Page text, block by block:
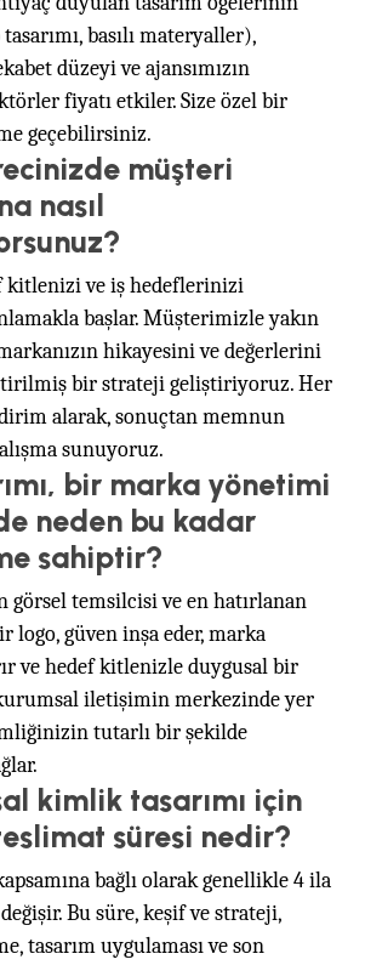
basılı materyaller),
düzeyi ve ajansımızın
fiyatı etkiler. Size özel bir
geçebilirsiniz.
müşteri
nasıl
kitlenizi ve iş hedeflerinizi
başlar. Müşterimizle yakın
hikayesini ve değerlerini
bir strateji geliştiriyoruz. Her
alarak, sonuçtan memnun
sunuyoruz.
bir marka yönetimi
neden bu kadar
sahiptir?
görsel temsilcisi ve en hatırlanan
logo, güven inşa eder, marka
ve hedef kitlenizle duygusal bir
iletişimin merkezinde yer
tutarlı bir şekilde
kimlik tasarımı için
süresi nedir?
bağlı olarak genellikle 4 ila
Bu süre, keşif ve strateji,
tasarım uygulaması ve son